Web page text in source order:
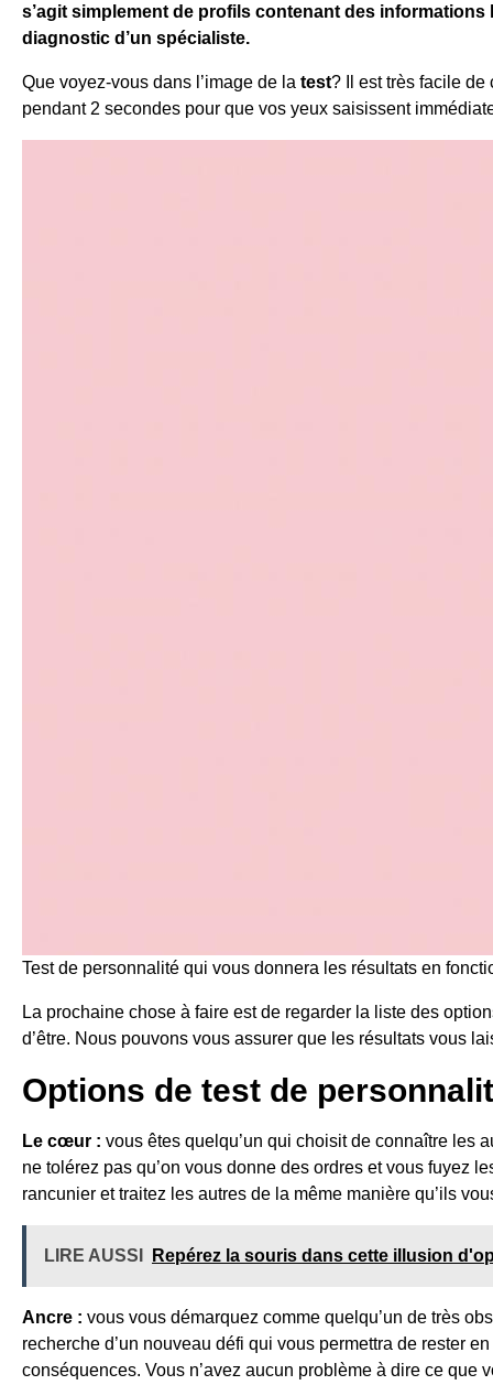
s’agit simplement de profils contenant des
diagnostic d’un spécialiste.
Que voyez-vous dans l’image de la test? Il est très facile de
pendant 2 secondes pour que vos yeux saisissent
Test de personnalité qui vous donnera les résultats en
La prochaine chose à faire est de regarder la liste des
d’être. Nous pouvons vous assurer que les résultats vous
Options de test de
Le cœur : vous êtes quelqu’un qui choisit de connaître les
ne tolérez pas qu’on vous donne des ordres et vous fuyez
rancunier et traitez les autres de la même manière qu’ils
LIRE AUSSI Repérez la souris dans cette illusion
Ancre : vous vous démarquez comme quelqu’un de très
recherche d’un nouveau défi qui vous permettra de rester
conséquences. Vous n’avez aucun problème à dire ce que